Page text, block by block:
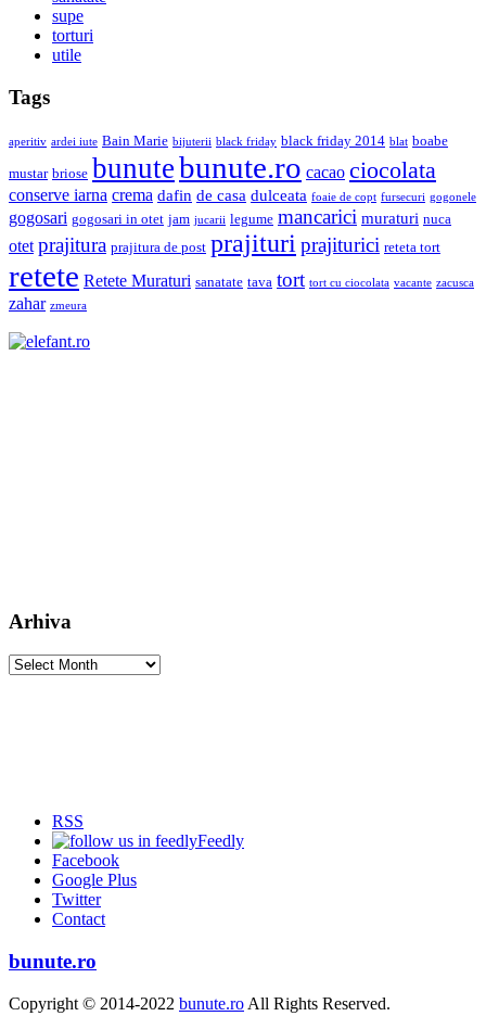
supe
torturi
utile
Tags
aperitiv ardei iute Bain Marie bijuterii black friday black friday 2014 blat boabe
mustar briose bunutebunute.ro cacao ciocolata
conserve iarna crema dafin de casa dulceata foaie de copt fursecuri gogonele
gogosari gogosari in otet jam jucarii legume mancarici muraturi nuca
otet prajitura prajitura de post prajituri prajiturici reteta tort
retete Retete Muraturi sanatate tava tort tort cu ciocolata vacante zacusca
zahar zmeura
Arhiva
Arhiva
RSS
Feedly
Facebook
Google Plus
Twitter
Contact
bunute.ro
Copyright © 2014-2022 bunute.ro All Rights Reserved.